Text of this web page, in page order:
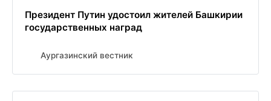
Президент Путин удостоил жителей Башкирии
государственных наград
Аургазинский вестник